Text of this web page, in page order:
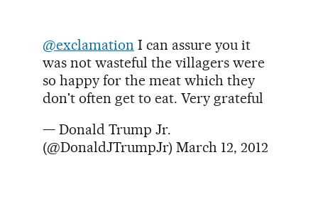
@exclamation I can assure you it
was not wasteful the villagers were
so happy for the meat which they
don't often get to eat. Very grateful
— Donald Trump Jr.
(@DonaldJTrumpJr) March 12, 2012